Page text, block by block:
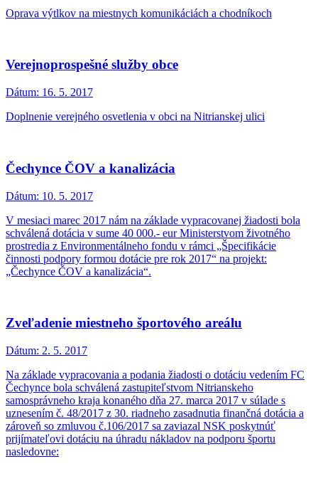
Oprava výtlkov na miestnych komunikáciách a chodníkoch
Verejnoprospešné služby obce
Dátum: 16. 5. 2017
Doplnenie verejného osvetlenia v obci na Nitrianskej ulici
Čechynce ČOV a kanalizácia
Dátum: 10. 5. 2017
V mesiaci marec 2017 nám na základe vypracovanej žiadosti bola
schválená dotácia v sume 40 000.- eur Ministerstvom životného
prostredia z Environmentálneho fondu v rámci „Špecifikácie
činnosti podpory formou dotácie pre rok 2017“ na projekt:
„Čechynce ČOV a kanalizácia“.
Zveľadenie miestneho športového areálu
Dátum: 2. 5. 2017
Na základe vypracovania a podania žiadosti o dotáciu vedením FC
Čechynce bola schválená zastupiteľstvom Nitrianskeho
samosprávneho kraja konaného dňa 27. marca 2017 v súlade s
uznesením č. 48/2017 z 30. riadneho zasadnutia finančná dotácia a
zároveň so zmluvou č.106/2017 sa zaviazal NSK poskytnúť
prijímateľovi dotáciu na úhradu nákladov na podporu športu
nasledovne: